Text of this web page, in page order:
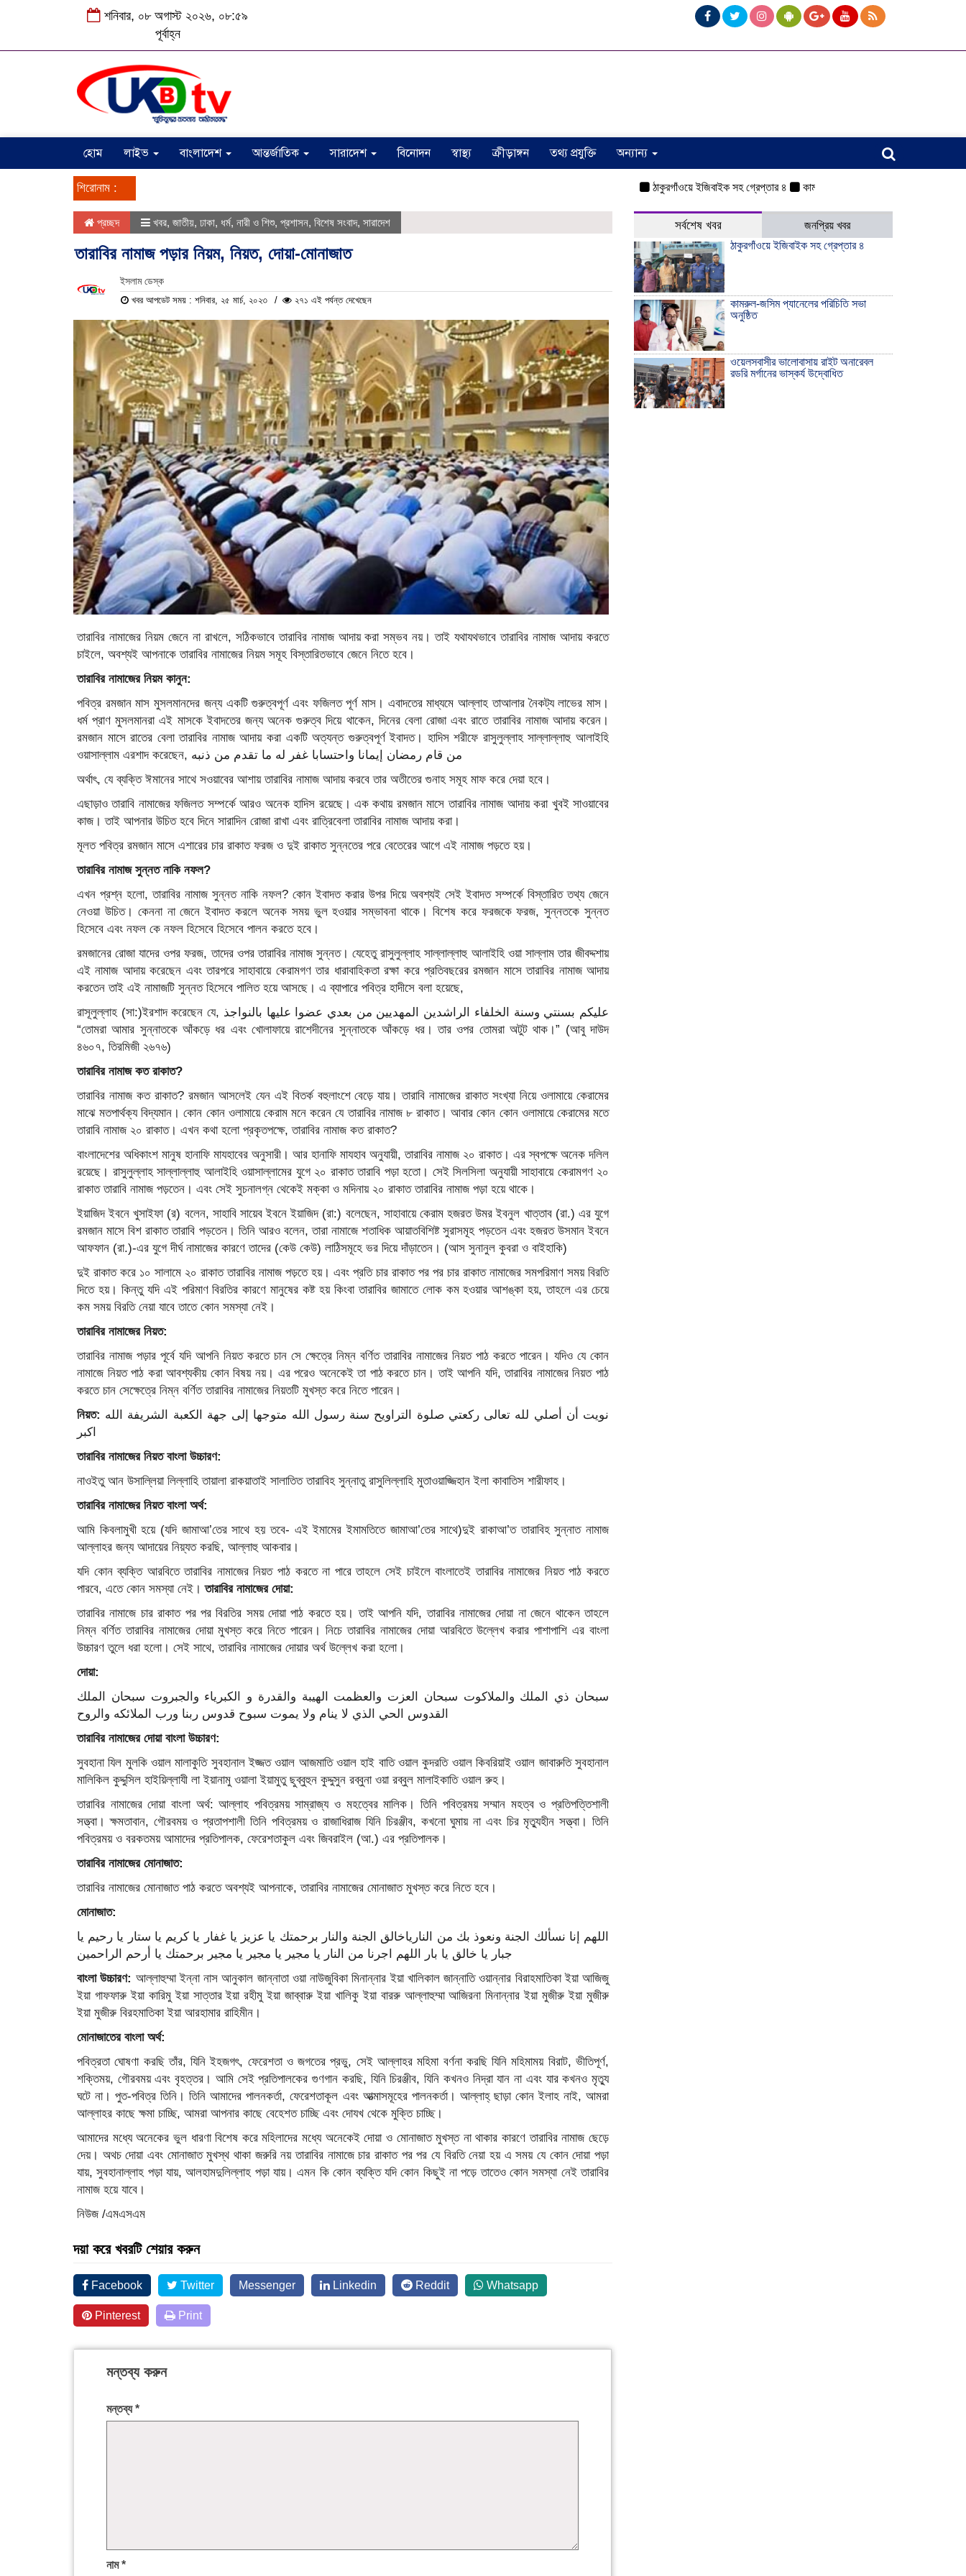
শনিবার, ০৮ অগাস্ট ২০২৬, ০৮:৫৯
পূর্বাহ্ন
হোম লাইভ বাংলাদেশ আন্তর্জাতিক সারাদেশ বিনোদন স্বাস্থ্য ক্রীড়াঙ্গন তথ্য প্রযুক্তি অন্যান্য
শিরোনাম : ঠাকুরগাঁওয়ে ইজিবাইক সহ গ্রেপ্তার ৪ কামরুল-জসিম প্যানেলের পরিচিতি সভা অনুষ্ঠিত
প্রচ্ছদ খবর, জাতীয়, ঢাকা, ধর্ম, নারী ও শিশু, প্রশাসন, বিশেষ সংবাদ, সারাদেশ
তারাবির নামাজ পড়ার নিয়ম, নিয়ত, দোয়া-মোনাজাত
ইসলাম ডেস্ক
খবর আপডেট সময় : শনিবার, ২৫ মার্চ, ২০২৩ ২৭১ এই পর্যন্ত দেখেছেন
তারাবির নামাজের নিয়ম জেনে না রাখলে, সঠিকভাবে তারাবির নামাজ আদায় করা সম্ভব নয়। তাই যথাযথভাবে তারাবির নামাজ আদায় করতে
চাইলে, অবশ্যই আপনাকে তারাবির নামাজের নিয়ম সমূহ বিস্তারিতভাবে জেনে নিতে হবে।
তারাবির নামাজের নিয়ম কানুন:
পবিত্র রমজান মাস মুসলমানদের জন্য একটি গুরুত্বপূর্ণ এবং ফজিলত পূর্ণ মাস। এবাদতের মাধ্যমে আল্লাহ তাআলার নৈকট্য লাভের মাস।
ধর্ম প্রাণ মুসলমানরা এই মাসকে ইবাদতের জন্য অনেক গুরুত্ব দিয়ে থাকেন, দিনের বেলা রোজা এবং রাতে তারাবির নামাজ আদায় করেন।
রমজান মাসে রাতের বেলা তারাবির নামাজ আদায় করা একটি অত্যন্ত গুরুত্বপূর্ণ ইবাদত। হাদিস শরীফে রাসুলুল্লাহ সাল্লাল্লাহু আলাইহি
ওয়াসাল্লাম এরশাদ করেছেন, من قام رمضان إيمانا واحتسابا غفر له ما تقدم من ذنبه
অর্থাৎ, যে ব্যক্তি ঈমানের সাথে সওয়াবের আশায় তারাবির নামাজ আদায় করবে তার অতীতের গুনাহ সমূহ মাফ করে দেয়া হবে।
এছাড়াও তারাবি নামাজের ফজিলত সম্পর্কে আরও অনেক হাদিস রয়েছে। এক কথায় রমজান মাসে তারাবির নামাজ আদায় করা খুবই সাওয়াবের
কাজ। তাই আপনার উচিত হবে দিনে সারাদিন রোজা রাখা এবং রাত্রিবেলা তারাবির নামাজ আদায় করা।
মূলত পবিত্র রমজান মাসে এশারের চার রাকাত ফরজ ও দুই রাকাত সুন্নতের পরে বেতেরের আগে এই নামাজ পড়তে হয়।
তারাবির নামাজ সুন্নত নাকি নফল?
এখন প্রশ্ন হলো, তারাবির নামাজ সুন্নত নাকি নফল? কোন ইবাদত করার উপর দিয়ে অবশ্যই সেই ইবাদত সম্পর্কে বিস্তারিত তথ্য জেনে
নেওয়া উচিত। কেননা না জেনে ইবাদত করলে অনেক সময় ভুল হওয়ার সম্ভাবনা থাকে। বিশেষ করে ফরজকে ফরজ, সুন্নতকে সুন্নত
হিসেবে এবং নফল কে নফল হিসেবে হিসেবে পালন করতে হবে।
রমজানের রোজা যাদের ওপর ফরজ, তাদের ওপর তারাবির নামাজ সুন্নত। যেহেতু রাসুলুল্লাহ সাল্লাল্লাহু আলাইহি ওয়া সাল্লাম তার জীবদ্দশায়
এই নামাজ আদায় করেছেন এবং তারপরে সাহাবায়ে কেরামগণ তার ধারাবাহিকতা রক্ষা করে প্রতিবছরের রমজান মাসে তারাবির নামাজ আদায়
করতেন তাই এই নামাজটি সুন্নত হিসেবে পালিত হয়ে আসছে। এ ব্যাপারে পবিত্র হাদীসে বলা হয়েছে,
রাসূলুল্লাহ (সা:)ইরশাদ করেছেন যে, عليكم بسنتي وسنة الخلفاء الراشدين المهديين من بعدي عضوا عليها بالنواجذ
“তোমরা আমার সুন্নাতকে আঁকড়ে ধর এবং খোলাফায়ে রাশেদীনের সুন্নাতকে আঁকড়ে ধর। তার ওপর তোমরা অটুট থাক।” (আবু দাউদ
৪৬০৭, তিরমিজী ২৬৭৬)
তারাবির নামাজ কত রাকাত?
তারাবির নামাজ কত রাকাত? রমজান আসলেই যেন এই বিতর্ক বহুলাংশে বেড়ে যায়। তারাবি নামাজের রাকাত সংখ্যা নিয়ে ওলামায়ে কেরামের
মাঝে মতপার্থক্য বিদ্যমান। কোন কোন ওলামায়ে কেরাম মনে করেন যে তারাবির নামাজ ৮ রাকাত। আবার কোন কোন ওলামায়ে কেরামের মতে
তারাবি নামাজ ২০ রাকাত। এখন কথা হলো প্রকৃতপক্ষে, তারাবির নামাজ কত রাকাত?
বাংলাদেশের অধিকাংশ মানুষ হানাফি মাযহাবের অনুসারী। আর হানাফি মাযহাব অনুযায়ী, তারাবির নামাজ ২০ রাকাত। এর স্বপক্ষে অনেক দলিল
রয়েছে। রাসুলুল্লাহ সাল্লাল্লাহু আলাইহি ওয়াসাল্লামের যুগে ২০ রাকাত তারাবি পড়া হতো। সেই সিলসিলা অনুযায়ী সাহাবায়ে কেরামগণ ২০
রাকাত তারাবি নামাজ পড়তেন। এবং সেই সুচনালগ্ন থেকেই মক্কা ও মদিনায় ২০ রাকাত তারাবির নামাজ পড়া হয়ে থাকে।
ইয়াজিদ ইবনে খুসাইফা (র) বলেন, সাহাবি সায়েব ইবনে ইয়াজিদ (রা:) বলেছেন, সাহাবায়ে কেরাম হজরত উমর ইবনুল খাত্তাব (রা.) এর যুগে
রমজান মাসে বিশ রাকাত তারাবি পড়তেন। তিনি আরও বলেন, তারা নামাজে শতাধিক আয়াতবিশিষ্ট সুরাসমূহ পড়তেন এবং হজরত উসমান ইবনে
আফফান (রা.)-এর যুগে দীর্ঘ নামাজের কারণে তাদের (কেউ কেউ) লাঠিসমূহে ভর দিয়ে দাঁড়াতেন। (আস সুনানুল কুবরা ও বাইহাকি)
দুই রাকাত করে ১০ সালামে ২০ রাকাত তারাবির নামাজ পড়তে হয়। এবং প্রতি চার রাকাত পর পর চার রাকাত নামাজের সমপরিমাণ সময় বিরতি
দিতে হয়। কিন্তু যদি এই পরিমাণ বিরতির কারণে মানুষের কষ্ট হয় কিংবা তারাবির জামাতে লোক কম হওয়ার আশঙ্কা হয়, তাহলে এর চেয়ে
কম সময় বিরতি নেয়া যাবে তাতে কোন সমস্যা নেই।
তারাবির নামাজের নিয়ত:
তারাবির নামাজ পড়ার পূর্বে যদি আপনি নিয়ত করতে চান সে ক্ষেত্রে নিম্ন বর্ণিত তারাবির নামাজের নিয়ত পাঠ করতে পারেন। যদিও যে কোন
নামাজে নিয়ত পাঠ করা আবশ্যকীয় কোন বিষয় নয়। এর পরেও অনেকেই তা পাঠ করতে চান। তাই আপনি যদি, তারাবির নামাজের নিয়ত পাঠ
করতে চান সেক্ষেত্রে নিম্ন বর্ণিত তারাবির নামাজের নিয়তটি মুখস্ত করে নিতে পারেন।
নিয়ত:
اكبر
তারাবির নামাজের নিয়ত বাংলা উচ্চারণ:
নাওইতু আন উসাল্লিয়া লিল্লাহি তায়ালা রাকয়াতাই সালাতিত তারাবিহ সুন্নাতু রাসুলিল্লাহি মুতাওয়াজ্জিহান ইলা কা‌বাতিস শারীফাহ।
তারাবির নামাজের নিয়ত বাংলা অর্থ:
আমি কিবলামুখী হয়ে (যদি জামাআ’তের সাথে হয় তবে- এই ইমামের ইমামতিতে জামাআ’তের সাথে)দুই রাকাআ’ত তারাবিহ সুন্নাত নামাজ
আল্লাহর জন্য আদায়ের নিয়্যত করছি, আল্লাহু আকবার।
যদি কোন ব্যক্তি আরবিতে তারাবির নামাজের নিয়ত পাঠ করতে না পারে তাহলে সেই চাইলে বাংলাতেই তারাবির নামাজের নিয়ত পাঠ করতে
পারবে, এতে কোন সমস্যা নেই।তারাবির নামাজের দোয়া:
তারাবির নামাজে চার রাকাত পর পর বিরতির সময় দোয়া পাঠ করতে হয়। তাই আপনি যদি, তারাবির নামাজের দোয়া না জেনে থাকেন তাহলে
নিম্ন বর্ণিত তারাবির নামাজের দোয়া মুখস্ত করে নিতে পারেন। নিচে তারাবির নামাজের দোয়া আরবিতে উল্লেখ করার পাশাপাশি এর বাংলা
উচ্চারণ তুলে ধরা হলো। সেই সাথে, তারাবির নামাজের দোয়ার অর্থ উল্লেখ করা হলো।
দোয়া:
سبحان ذي الملك والملاكوت سبحان العزت والعظمت الهيبة والقدرة و الكبرياء والجبروت سبحان الملك
القدوس الحي الذي لا ينام ولا يموت سبوح قدوس ربنا ورب الملائكه والروح
তারাবির নামাজের দোয়া বাংলা উচ্চারণ:
সুবহানা যিল মুলকি ওয়াল মালাকুতি সুবহানাল ইজ্জত ওয়াল আজমাতি ওয়াল হাই বাতি ওয়াল কুদরতি ওয়াল কিবরিয়াই ওয়াল জাবারুতি সুবহানাল
মালিকিল কুদ্দুসিল হাইয়িল্লাযী লা ইয়ানামু ওয়ালা ইয়ামুতু ছুব্বুহুন কুদ্দুসুন রব্বুনা ওয়া রব্বুল মালাইকাতি ওয়াল রুহ।
তারাবির নামাজের দোয়া বাংলা অর্থ: আল্লাহ পবিত্রময় সাম্রাজ্য ও মহত্বের মালিক। তিনি পবিত্রময় সম্মান মহত্ব ও প্রতিপত্তিশালী
সত্ত্বা। ক্ষমতাবান, গৌরবময় ও প্রতাপশালী তিনি পবিত্রময় ও রাজাধিরাজ যিনি চিরঞ্জীব, কখনো ঘুমায় না এবং চির মৃত্যুহীন সত্ত্বা। তিনি
পবিত্রময় ও বরকতময় আমাদের প্রতিপালক, ফেরেশতাকুল এবং জিবরাইল (আ.) এর প্রতিপালক।
তারাবির নামাজের মোনাজাত:
তারাবির নামাজের মোনাজাত পাঠ করতে অবশ্যই আপনাকে, তারাবির নামাজের মোনাজাত মুখস্ত করে নিতে হবে।
মোনাজাত:
اللهم إنا نسألك الجنة ونعوذ بك من النارياخالق الجنة والنار برحمتك يا عزيز يا غفار يا كريم يا ستار يا رحيم يا
جبار يا خالق يا بار اللهم اجرنا من النار يا مجير يا مجير يا مجير برحمتك يا أرحم الراحمين
বাংলা উচ্চারণ: আল্লাহুম্মা ইন্না নাস আনুকাল জান্নাতা ওয়া নাউজুবিকা মিনান্নার ইয়া খালিকাল জান্নাতি ওয়ান্নার বিরাহমাতিকা ইয়া আজিজু
ইয়া গাফফারু ইয়া কারিমু ইয়া সাত্তার ইয়া রহীমু ইয়া জাব্বারু ইয়া খালিকু ইয়া বাররু আল্লাহুম্মা আজিরনা মিনান্নার ইয়া মুজীরু ইয়া মুজীরু
ইয়া মুজীরু বিরহমাতিকা ইয়া আরহামার রাহিমীন।
মোনাজাতের বাংলা অর্থ:
পবিত্রতা ঘোষণা করছি তাঁর, যিনি ইহজগৎ, ফেরেশতা ও জগতের প্রভু, সেই আল্লাহর মহিমা বর্ণনা করছি যিনি মহিমাময় বিরাট, ভীতিপূর্ণ,
শক্তিময়, গৌরবময় এবং বৃহত্তর। আমি সেই প্রতিপালকের গুণগান করছি, যিনি চিরঞ্জীব, যিনি কখনও নিদ্রা যান না এবং যার কখনও মৃত্যু
ঘটে না। পুত-পবিত্র তিনি। তিনি আমাদের পালনকর্তা, ফেরেশতাকূল এবং আত্মাসমূহের পালনকর্তা। আল্লাহ্ ছাড়া কোন ইলাহ নাই, আমরা
আল্লাহর কাছে ক্ষমা চাচ্ছি, আমরা আপনার কাছে বেহেশত চাচ্ছি এবং দোযখ থেকে মুক্তি চাচ্ছি।
আমাদের মধ্যে অনেকের ভুল ধারণা বিশেষ করে মহিলাদের মধ্যে অনেকেই দোয়া ও মোনাজাত মুখস্ত না থাকার কারণে তারাবির নামাজ ছেড়ে
দেয়। অথচ দোয়া এবং মোনাজাত মুখস্থ থাকা জরুরি নয় তারাবির নামাজে চার রাকাত পর পর যে বিরতি নেয়া হয় এ সময় যে কোন দোয়া পড়া
যায়, সুবহানাল্লাহ পড়া যায়, আলহামদুলিল্লাহ পড়া যায়। এমন কি কোন ব্যক্তি যদি কোন কিছুই না পড়ে তাতেও কোন সমস্যা নেই তারাবির
নামাজ হয়ে যাবে।
নিউজ /এমএসএম
দয়া করে খবরটি শেয়ার করুন
Facebook Twitter Messenger Linkedin Reddit Whatsapp
Pinterest Print
মন্তব্য করুন
মন্তব্য*
নাম*
সর্বশেষ খবর
জনপ্রিয় খবর
ঠাকুরগাঁওয়ে ইজিবাইক সহ গ্রেপ্তার ৪
কামরুল-জসিম প্যানেলের পরিচিতি সভা
অনুষ্ঠিত
ওয়েলসবাসীর ভালোবাসায় রাইট অনারেবল
রডরি মর্গানের ভাস্কর্য উদ্বোধিত